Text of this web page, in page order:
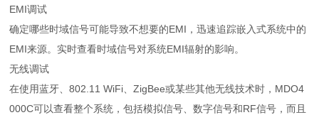
EMI调试
确定哪些时域信号可能导致不想要的EMI，迅速追踪嵌入式系统中的
EMI来源。实时查看时域信号对系统EMI辐射的影响。
无线调试
在使用蓝牙、802.11 WiFi、ZigBee或某些其他无线技术时，MDO4
000C可以查看整个系统，包括模拟信号、数字信号和RF信号，而且